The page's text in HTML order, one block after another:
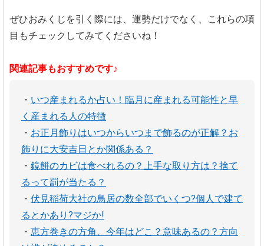
ぜひおみくじを引く際には、運勢だけでなく、これらの項
目もチェックしてみてくださいね！
関連記事もおすすめです♪
・ いつ産まれるか占い！臨月に産まれる可能性と早
く産まれる人の特徴
・ お正月飾りはいつからいつまで飾るのが正解？お
飾りに大安吉日とか関係ある？
・ 鏡餅のカビは食べれるの？上手な取り方は？捨て
るって罰が当たる？
・ 伏見稲荷大社の鳥居の数全部でいくつ?個人で建て
るとかあり?マジか!
・ 恵方巻きの方角、今年はどこ？意味あるの？方向